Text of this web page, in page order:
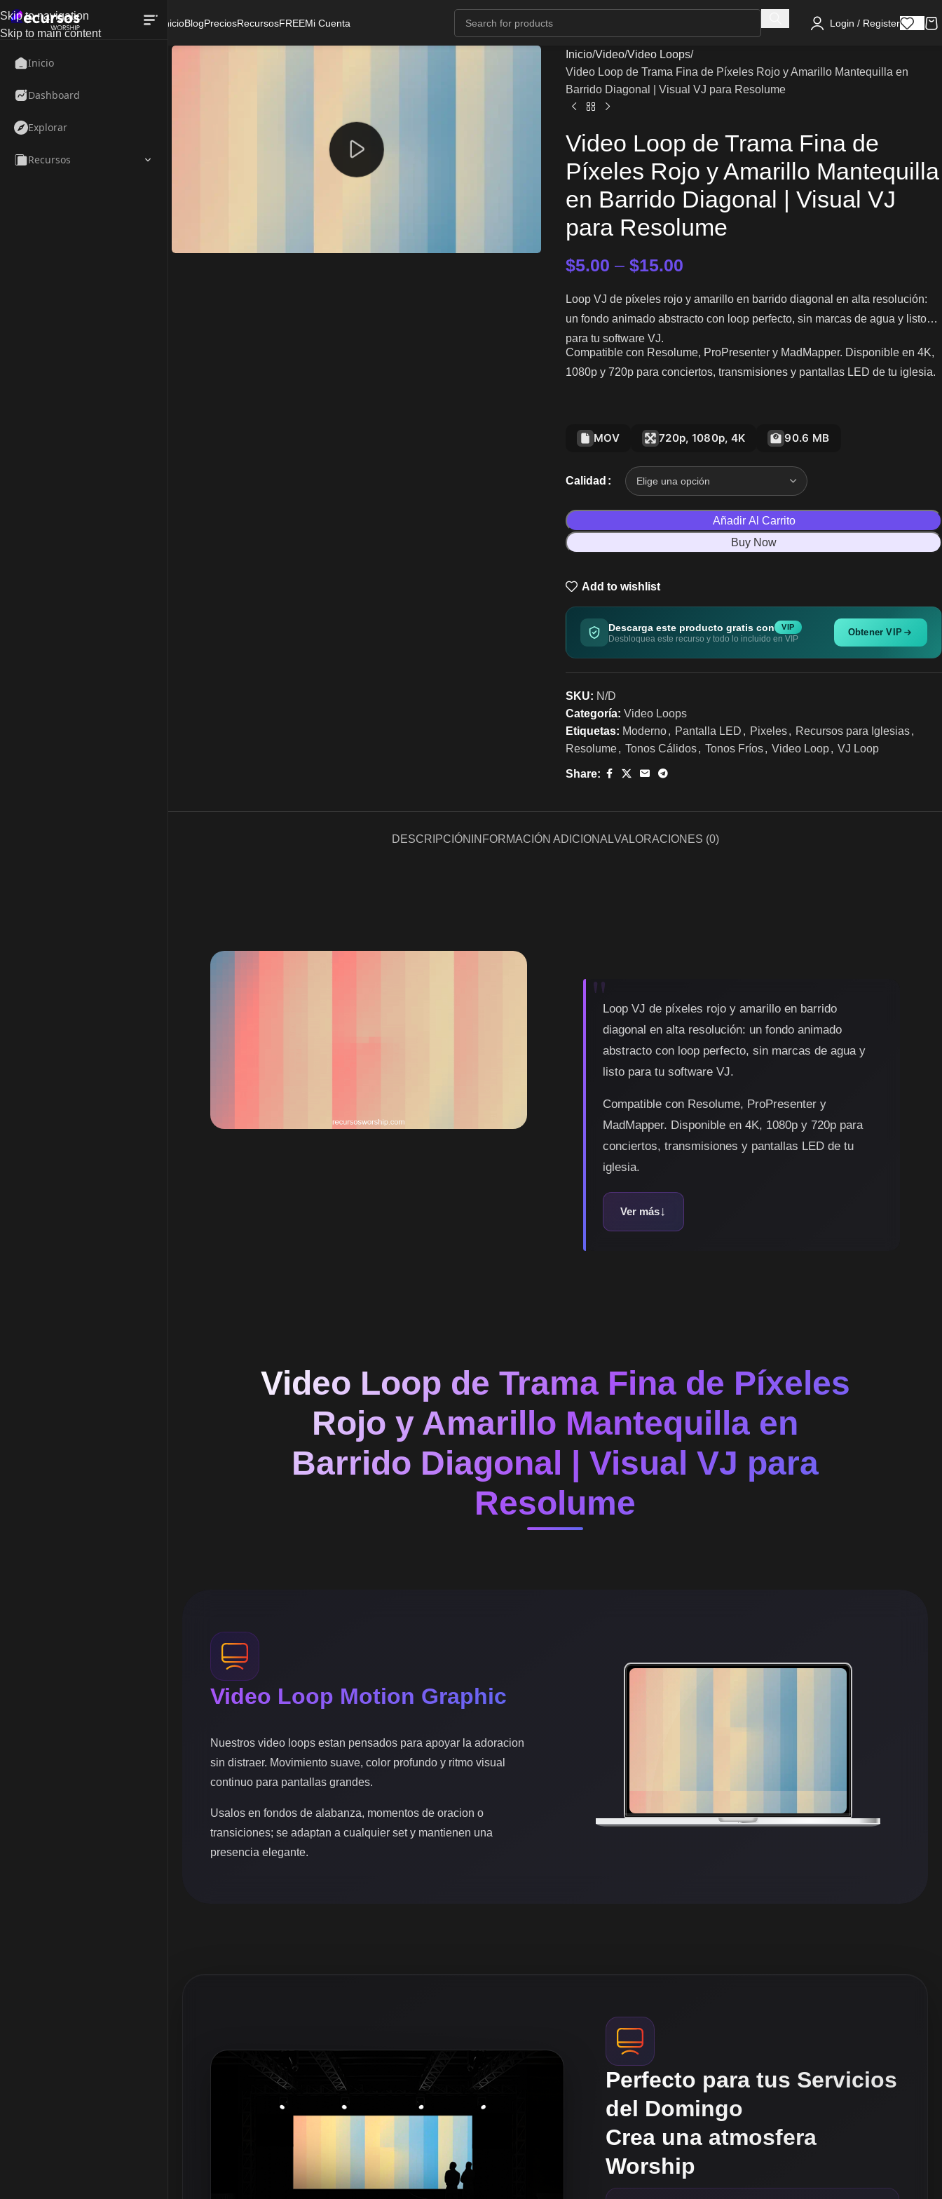
Inicio
Dashboard
Explorar
Recursos
Skip to navigation
Skip to main content
InicioBlogPreciosRecursosFREEMi Cuenta Login / Register
Inicio Video Video Loops
Video Loop de Trama Fina de Píxeles Rojo y Amarillo Mantequilla en
Barrido Diagonal | Visual VJ para Resolume
Video Loop de Trama Fina de
Píxeles Rojo y Amarillo Mantequilla
en Barrido Diagonal | Visual VJ
para Resolume
$5.00 – $15.00
Loop VJ de píxeles rojo y amarillo en barrido diagonal en alta resolución:
un fondo animado abstracto con loop perfecto, sin marcas de agua y listo
para tu software VJ.
Compatible con Resolume, ProPresenter y MadMapper. Disponible en 4K,
1080p y 720p para conciertos, transmisiones y pantallas LED de tu iglesia.
MOV 720p, 1080p, 4K 90.6 MB
Calidad
Añadir Al Carrito
Buy Now
Add to wishlist
Descarga este producto gratis con VIP
Desbloquea este recurso y todo lo incluido en VIP
Obtener VIP
SKU: N/D
Categoría: Video Loops
Etiquetas: Moderno, Pantalla LED , Pixeles, Recursos para Iglesias,
Resolume, Tonos Cálidos, Tonos Fríos, Video Loop, VJ Loop
Share:
DESCRIPCIÓN INFORMACIÓN ADICIONALVALORACIONES (0)
Loop VJ de píxeles rojo y amarillo en barrido
diagonal en alta resolución: un fondo animado
abstracto con loop perfecto, sin marcas de agua y
listo para tu software VJ.
Compatible con Resolume, ProPresenter y
MadMapper. Disponible en 4K, 1080p y 720p para
conciertos, transmisiones y pantallas LED de tu
iglesia.
Ver más
Video Loop de Trama Fina de Píxeles
Rojo y Amarillo Mantequilla en
Barrido Diagonal | Visual VJ para
Resolume
Video Loop Motion Graphic
Nuestros video loops estan pensados para apoyar la adoracion
sin distraer. Movimiento suave, color profundo y ritmo visual
continuo para pantallas grandes.
Usalos en fondos de alabanza, momentos de oracion o
transiciones; se adaptan a cualquier set y mantienen una
presencia elegante.
Perfecto para tus Servicios
del Domingo
Crea una atmosfera
Worship